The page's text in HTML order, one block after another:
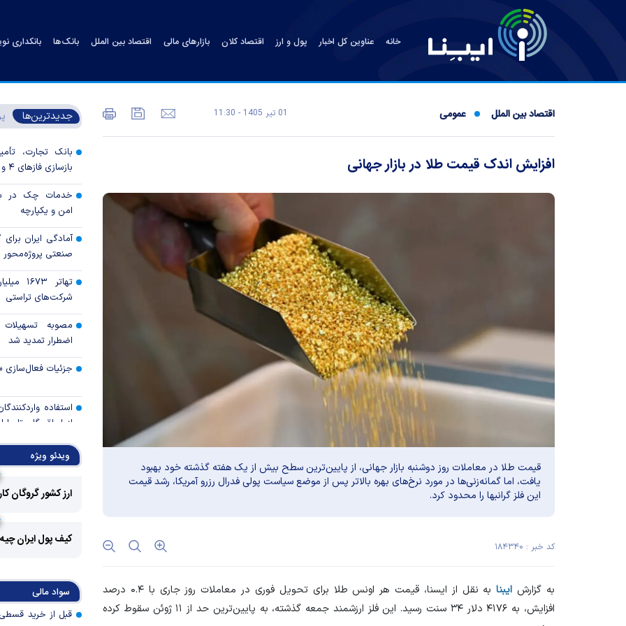
خانه عناوین کل اخبار پول و ارز اقتصاد کلان بازارهای مالی اقتصاد بین الملل بانک‌ها بانکداری
اقتصاد بین الملل عمومی 01 تير 1405 - 11:30
افزایش اندک قیمت طلا در بازار جهانی
قیمت طلا در معاملات روز دوشنبه بازار جهانی، از پایین‌ترین سطح بیش از یک هفته گذشته خود بهبود
یافت، اما گمانه‌زنی‌ها در مورد نرخ‌های بهره بالاتر پس از موضع سیاست پولی فدرال رزرو آمریکا، رشد قیمت
این فلز گرانبها را محدود کرد.
کد خبر : ۱۸۴۳۴۰
به گزارش ایبنا
به نقل از ایسنا، قیمت هر اونس طلا برای تحویل فوری در معاملات روز جاری با ۰.۴ درصد
افزایش، به ۴۱۷۶ دلار ۳۴ سنت رسید. این فلز ارزشمند جمعه گذشته، به پایین‌ترین حد از ۱۱ ژوئن سقوط کرده
جدیدترین‌ها
بانک تجارت،
بازسازی فاز‌های ۴ و ۵ پارس جنوبی
خدمات چک در
امن و یکپارچه
آمادگی ایران
صنعتی
تهاتر
شرکت‌های تراستی
مصوبه
اضطرار تمدید شد
جزئیات فعال‌سازی
استفاده
رالی وال‌استریت،
جهان با
پروژه‌ها در اولویت
اولویت‌های
اقتصاد جنگی
ویدئو ویژه
ارز کشور گروگان
کیف پول ایران
سواد مالی